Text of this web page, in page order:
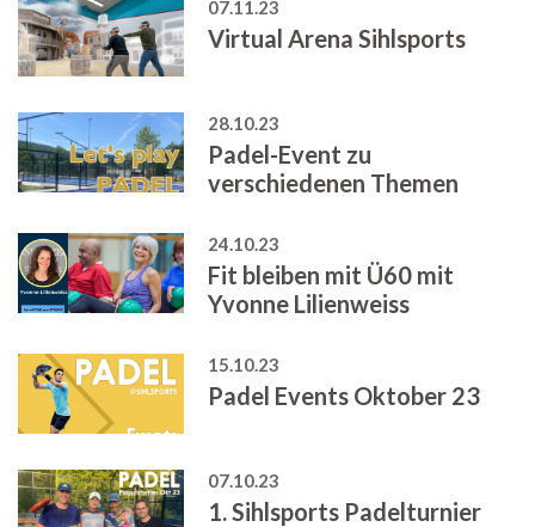
07.11.23
Virtual Arena Sihlsports
28.10.23
Padel-Event zu
verschiedenen Themen
24.10.23
Fit bleiben mit Ü60 mit
Yvonne Lilienweiss
15.10.23
Padel Events Oktober 23
07.10.23
1. Sihlsports Padelturnier